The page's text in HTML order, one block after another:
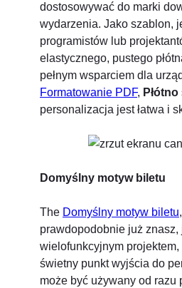
dostosowywać do marki
wydarzenia. Jako szablon,
programistów lub
elastycznego, pustego
pełnym wsparciem dla
Formatowanie PDF, Płótno
personalizacja jest łatwa i
Domyślny motyw biletu
The Domyślny motyw biletu
prawdopodobnie już znasz,
wielofunkcyjnym projektem,
świetny punkt wyjścia do
może być używany od razu